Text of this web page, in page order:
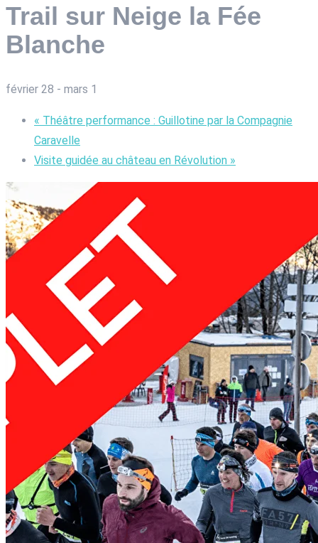
Trail sur Neige la Fée
Blanche
février 28 - mars 1
« Théâtre performance : Guillotine par la Compagnie
Caravelle
Visite guidée au château en Révolution »